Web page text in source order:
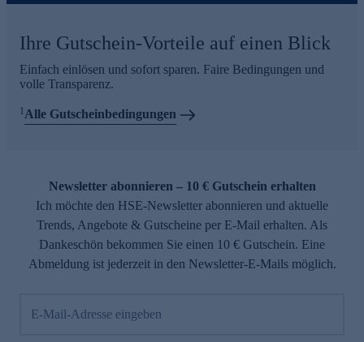
Ihre Gutschein-Vorteile auf einen Blick
Einfach einlösen und sofort sparen. Faire Bedingungen und
volle Transparenz.
1Alle Gutscheinbedingungen
Newsletter abonnieren – 10 € Gutschein erhalten
Ich möchte den HSE-Newsletter abonnieren und aktuelle
Trends, Angebote & Gutscheine per E-Mail erhalten. Als
Dankeschön bekommen Sie einen 10 € Gutschein. Eine
Abmeldung ist jederzeit in den Newsletter-E-Mails möglich.
E-Mail-Adresse eingeben